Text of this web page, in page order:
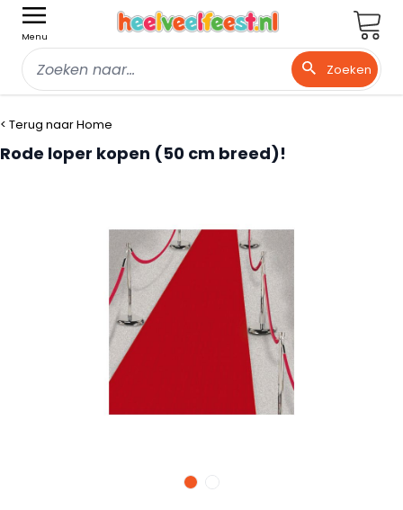
Menu
Zoeken
< Terug naar Home
Rode loper kopen (50 cm breed)!